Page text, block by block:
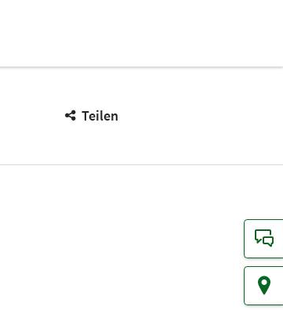
Teilen